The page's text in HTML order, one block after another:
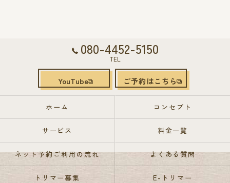
080-4452-5150
TEL
YouTube ご予約はこちら
ホーム コンセプト
サービス 料金一覧
ネット予約ご利用の流れ よくある質問
トリマー募集 E-トリマー